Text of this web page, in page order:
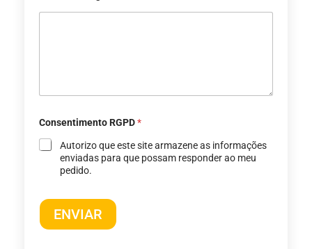
Consentimento RGPD*
Autorizo ​​que este site armazene as informações
enviadas para que possam responder ao meu
pedido.
ENVIAR